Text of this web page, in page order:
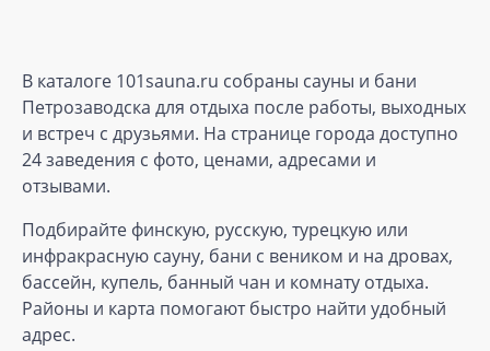
В каталоге 101sauna.ru собраны сауны и бани
Петрозаводска для отдыха после работы, выходных
и встреч с друзьями. На странице города доступно
24 заведения с фото, ценами, адресами и
отзывами.
Подбирайте финскую, русскую, турецкую или
инфракрасную сауну, бани с веником и на дровах,
бассейн, купель, банный чан и комнату отдыха.
Районы и карта помогают быстро найти удобный
адрес.